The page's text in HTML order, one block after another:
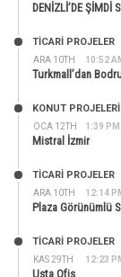
DENİZLİ’DE ŞİMDİ
ARA 10TH 10:52
TİCARİ PROJELER
Turkmall’dan
OCA 12TH 1:39 PM
KONUT PROJELERI
Mistral İzmir
ARA 10TH 12:14
TİCARİ PROJELER
Plaza Görünümlü
KAS 29TH 12:23
TİCARİ PROJELER
Usta Ofis